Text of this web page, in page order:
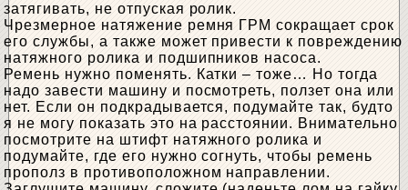
затягивать, не отпуская ролик.
Чрезмерное натяжение ремня ГРМ сокращает срок
его службы, а также может привести к повреждению
натяжного ролика и подшипников насоса.
Ремень нужно поменять. Катки – тоже… Но тогда
надо завести машину и посмотреть, ползет она или
нет. Если он подкрадывается, подумайте так, будто
я не могу показать это на расстоянии. Внимательно
посмотрите на штифт натяжного ролика и
подумайте, где его нужно согнуть, чтобы ремень
прополз в противоположном направлении.